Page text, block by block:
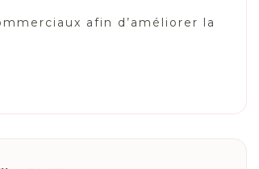
afin d’améliorer la